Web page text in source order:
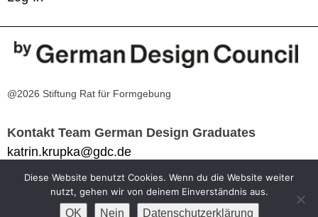
@2026 Stiftung Rat für Formgebung
Kontakt Team German Design Graduates
katrin.krupka@gdc.de
Impressum
Datenschutzerklärung
Diese Website benutzt Cookies. Wenn du die Website weiter
nutzt, gehen wir von deinem Einverständnis aus.
OK Nein Datenschutzerklärung